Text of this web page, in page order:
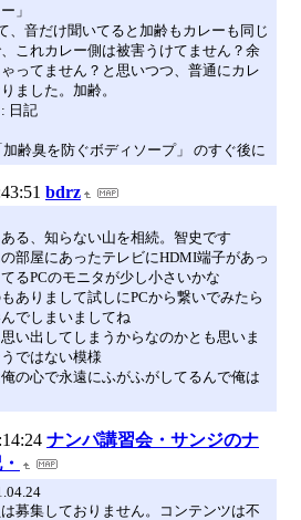
」
、音だけ聞いてると加齢もカレーも同じ
これカレー側は被害うけてません？余
ってません？と思いつつ、普通にカレ
ました。加齢。
日記
齢臭を防ぐボディソープ」 のすぐ後に
bdrz
る、知らない山を相続。智史です
部屋にあったテレビにHDMI端子があっ
るPCのモニタが少し小さいかな
ありまして試しにPCから繋いでみたら
でしまいましてね
い出してしまうからなのかとも思いま
ではない模様
の心で永遠にふがふがしてるんで俺は
ナンパ講習会・サンジのナ
募集しておりません。コンテンツは不